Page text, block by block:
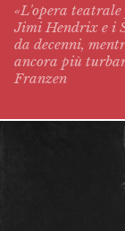
«L'opera teatrale
Jimi Hendrix e i
da decenni,
ancora più
Franzen